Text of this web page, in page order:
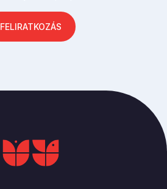
FELIRATKOZÁS